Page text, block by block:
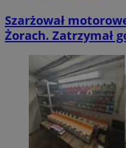
Szarżował
Żorach. Zatrzymał